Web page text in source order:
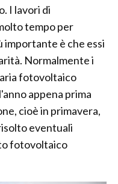
I lavori di
tempo per
importante è che essi
Normalmente i
fotovoltaico
appena prima
cioè in primavera,
eventuali
fotovoltaico